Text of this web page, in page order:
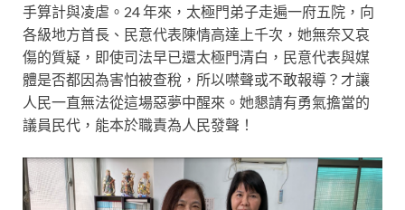
手算計與凌虐。24 年來，太極門弟子走遍一府五院，向
各級地方首長、民意代表陳情高達上千次，她無奈又哀
傷的質疑，即使司法早已還太極門清白，民意代表與媒
體是否都因為害怕被查稅，所以噤聲或不敢報導？才讓
人民一直無法從這場惡夢中醒來。她懇請有勇氣擔當的
議員民代，能本於職責為人民發聲！